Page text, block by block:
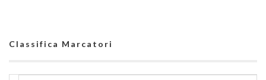
Classifica Marcatori